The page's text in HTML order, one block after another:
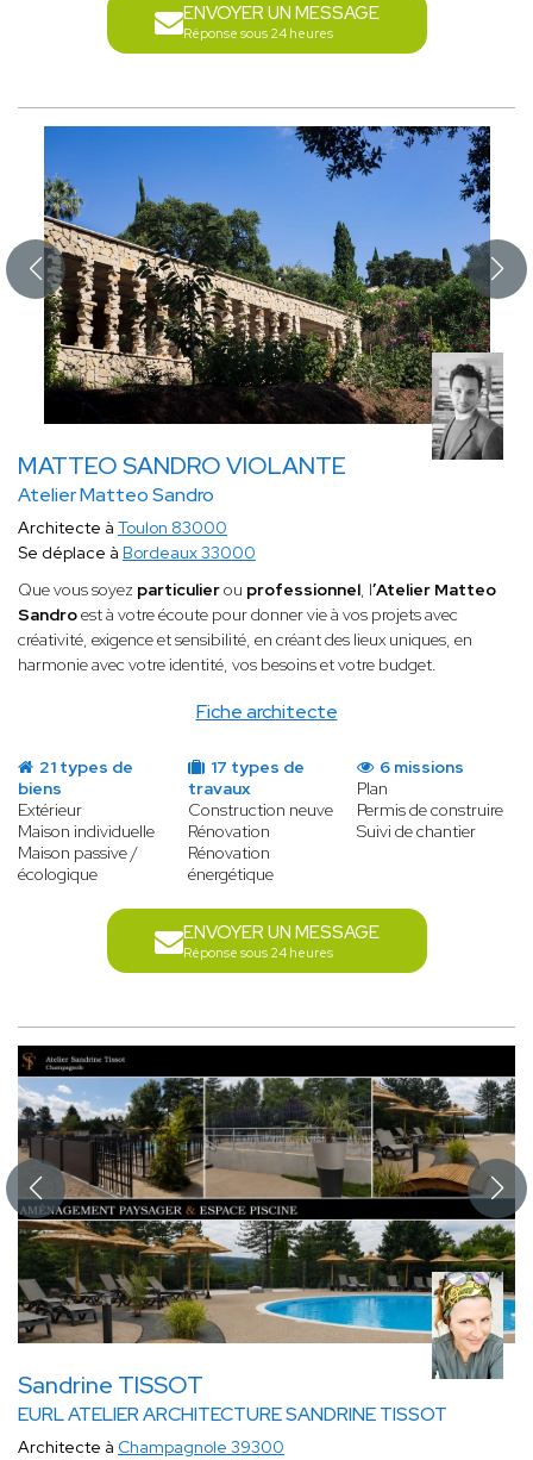
ENVOYER UN MESSAGE
Réponse sous 24 heures
MATTEO SANDRO VIOLANTE
Atelier Matteo Sandro
Fiche architecte
Architecte à Toulon 83000
Se déplace à Bordeaux 33000
Que vous soyez particulierou professionnel, l’Atelier Matteo
Sandroest à votre écoute pour donner vie à vos projets avec
créativité, exigence et sensibilité, en créant des lieux uniques, en
harmonie avec votre identité, vos besoins et votre budget.
21 types de
biens
Extérieur
Maison individuelle
Maison passive /
écologique
17 types de
travaux
Construction neuve
Rénovation
Rénovation
énergétique
6 missions
Plan
Permis de construire
Suivi de chantier
ENVOYER UN MESSAGE
Réponse sous 24 heures
Sandrine TISSOT
EURL ATELIER ARCHITECTURE SANDRINE TISSOT
Architecte à Champagnole 39300